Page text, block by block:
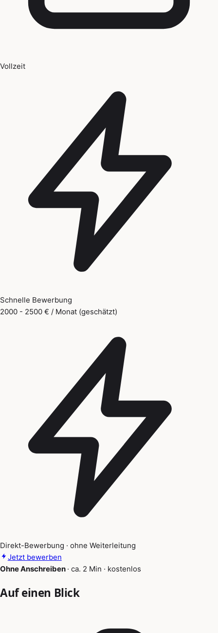
Vollzeit
Schnelle Bewerbung
2000 - 2500 € / Monat (geschätzt)
Direkt-Bewerbung · ohne Weiterleitung
Jetzt bewerben
Ohne Anschreiben · ca. 2 Min · kostenlos
Auf einen Blick